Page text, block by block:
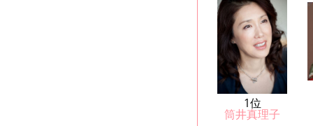
1位
筒井真理子